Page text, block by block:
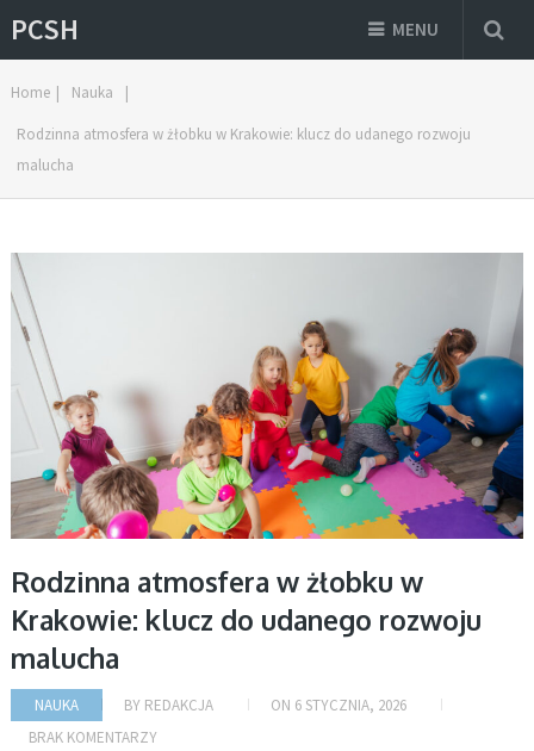
PCSH MENU
Home | Nauka |
Rodzinna atmosfera w żłobku w Krakowie: klucz do udanego rozwoju
malucha
Rodzinna atmosfera w żłobku w
Krakowie: klucz do udanego rozwoju
malucha
NAUKA BY REDAKCJA ON 6 STYCZNIA, 2026
BRAK KOMENTARZY